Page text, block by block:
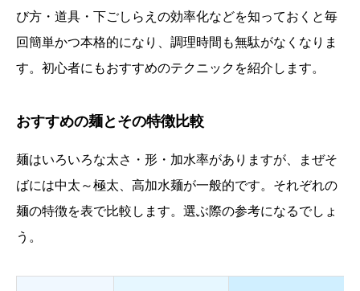
び方・道具・下ごしらえの効率化などを知っておくと毎
回簡単かつ本格的になり、調理時間も無駄がなくなりま
す。初心者にもおすすめのテクニックを紹介します。
おすすめの麺とその特徴比較
麺はいろいろな太さ・形・加水率がありますが、まぜそ
ばには中太～極太、高加水麺が一般的です。それぞれの
麺の特徴を表で比較します。選ぶ際の参考になるでしょ
う。